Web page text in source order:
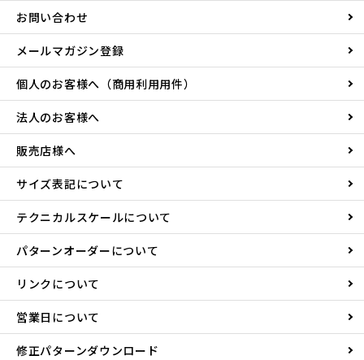
お問い合わせ
メールマガジン登録
個人のお客様へ（商用利用用件）
法人のお客様へ
販売店様へ
サイズ表記について
テクニカルスケールについて
パターンオーダーについて
リンクについて
営業日について
修正パターンダウンロード